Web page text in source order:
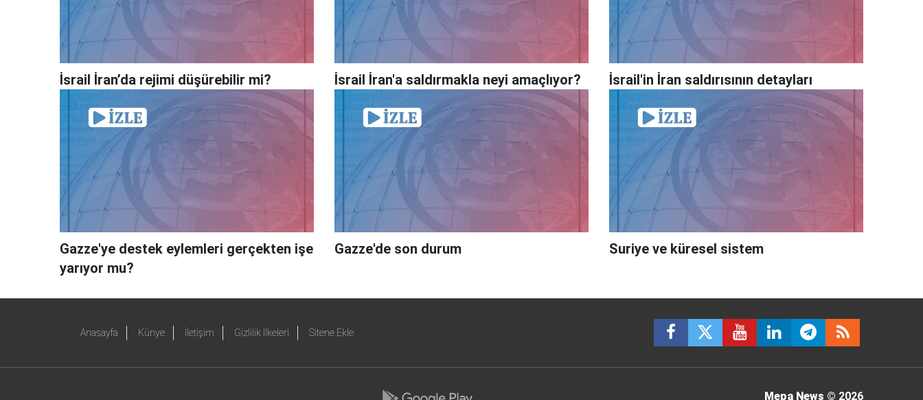
İsrail İran’da rejimi düşürebilir mi? İsrail İran'a saldırmakla neyi amaçlıyor? İsrail'in İran saldırısının detayları
Gazze'ye destek eylemleri gerçekten işe
yarıyor mu?
Gazze'de son durum Suriye ve küresel sistem
Anasayfa Künye İletişim Gizlilik İlkeleri Sitene Ekle
Mepa News © 2026